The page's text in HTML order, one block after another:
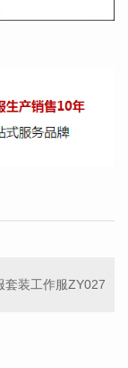
套装工作服ZY027